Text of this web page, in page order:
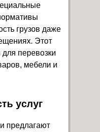
грузов даже
Этот
перевозки
мебели и
услуг
предлагают